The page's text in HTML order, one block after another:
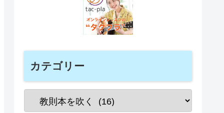
カテゴリー